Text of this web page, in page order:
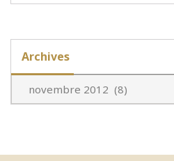
Archives